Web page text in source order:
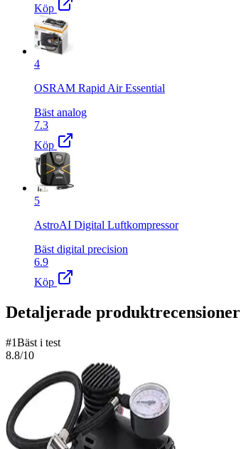
Köp
4
OSRAM Rapid Air Essential
Bäst analog
7.3
Köp
5
AstroAI Digital Luftkompressor
Bäst digital precision
6.9
Köp
Detaljerade produktrecensioner
#1Bäst i test
8.8/10